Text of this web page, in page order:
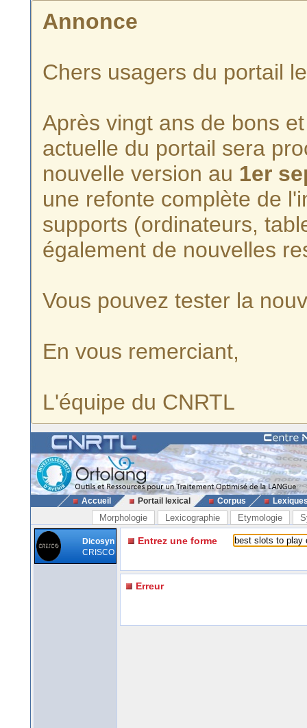
Annonce
Chers usagers du portail
Après vingt ans de bons
actuelle du portail sera
nouvelle version au 1er
une refonte complète de
supports (ordinateurs,
également de nouvelles
Vous pouvez tester la
En vous remerciant,
L'équipe du CNRTL
Accueil Portail lexical Corpus
Morphologie Lexicographie Etymologie
Dicosyn
CRISCO
Entrez une forme
Erreur